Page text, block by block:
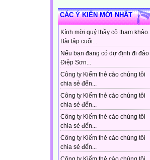
CÁC Ý KIẾN MỚI NHẤT
Kính mời quý thầy cô tham khảo.
Bài tập cuối...
Nếu bạn đang có dự định đi đảo
Điệp Sơn...
Công ty Kiếm thẻ cào chúng tôi
chia sẻ đến...
Công ty Kiếm thẻ cào chúng tôi
chia sẻ đến...
Công ty Kiếm thẻ cào chúng tôi
chia sẻ đến...
Công ty Kiếm thẻ cào chúng tôi
chia sẻ đến...